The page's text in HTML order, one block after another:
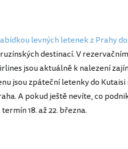
levných letenek z Prahy
destinací. V
jsou aktuálně k nalezení
jsou zpáteční letenky do
A pokud ještě nevíte, co
18. až 22. března.